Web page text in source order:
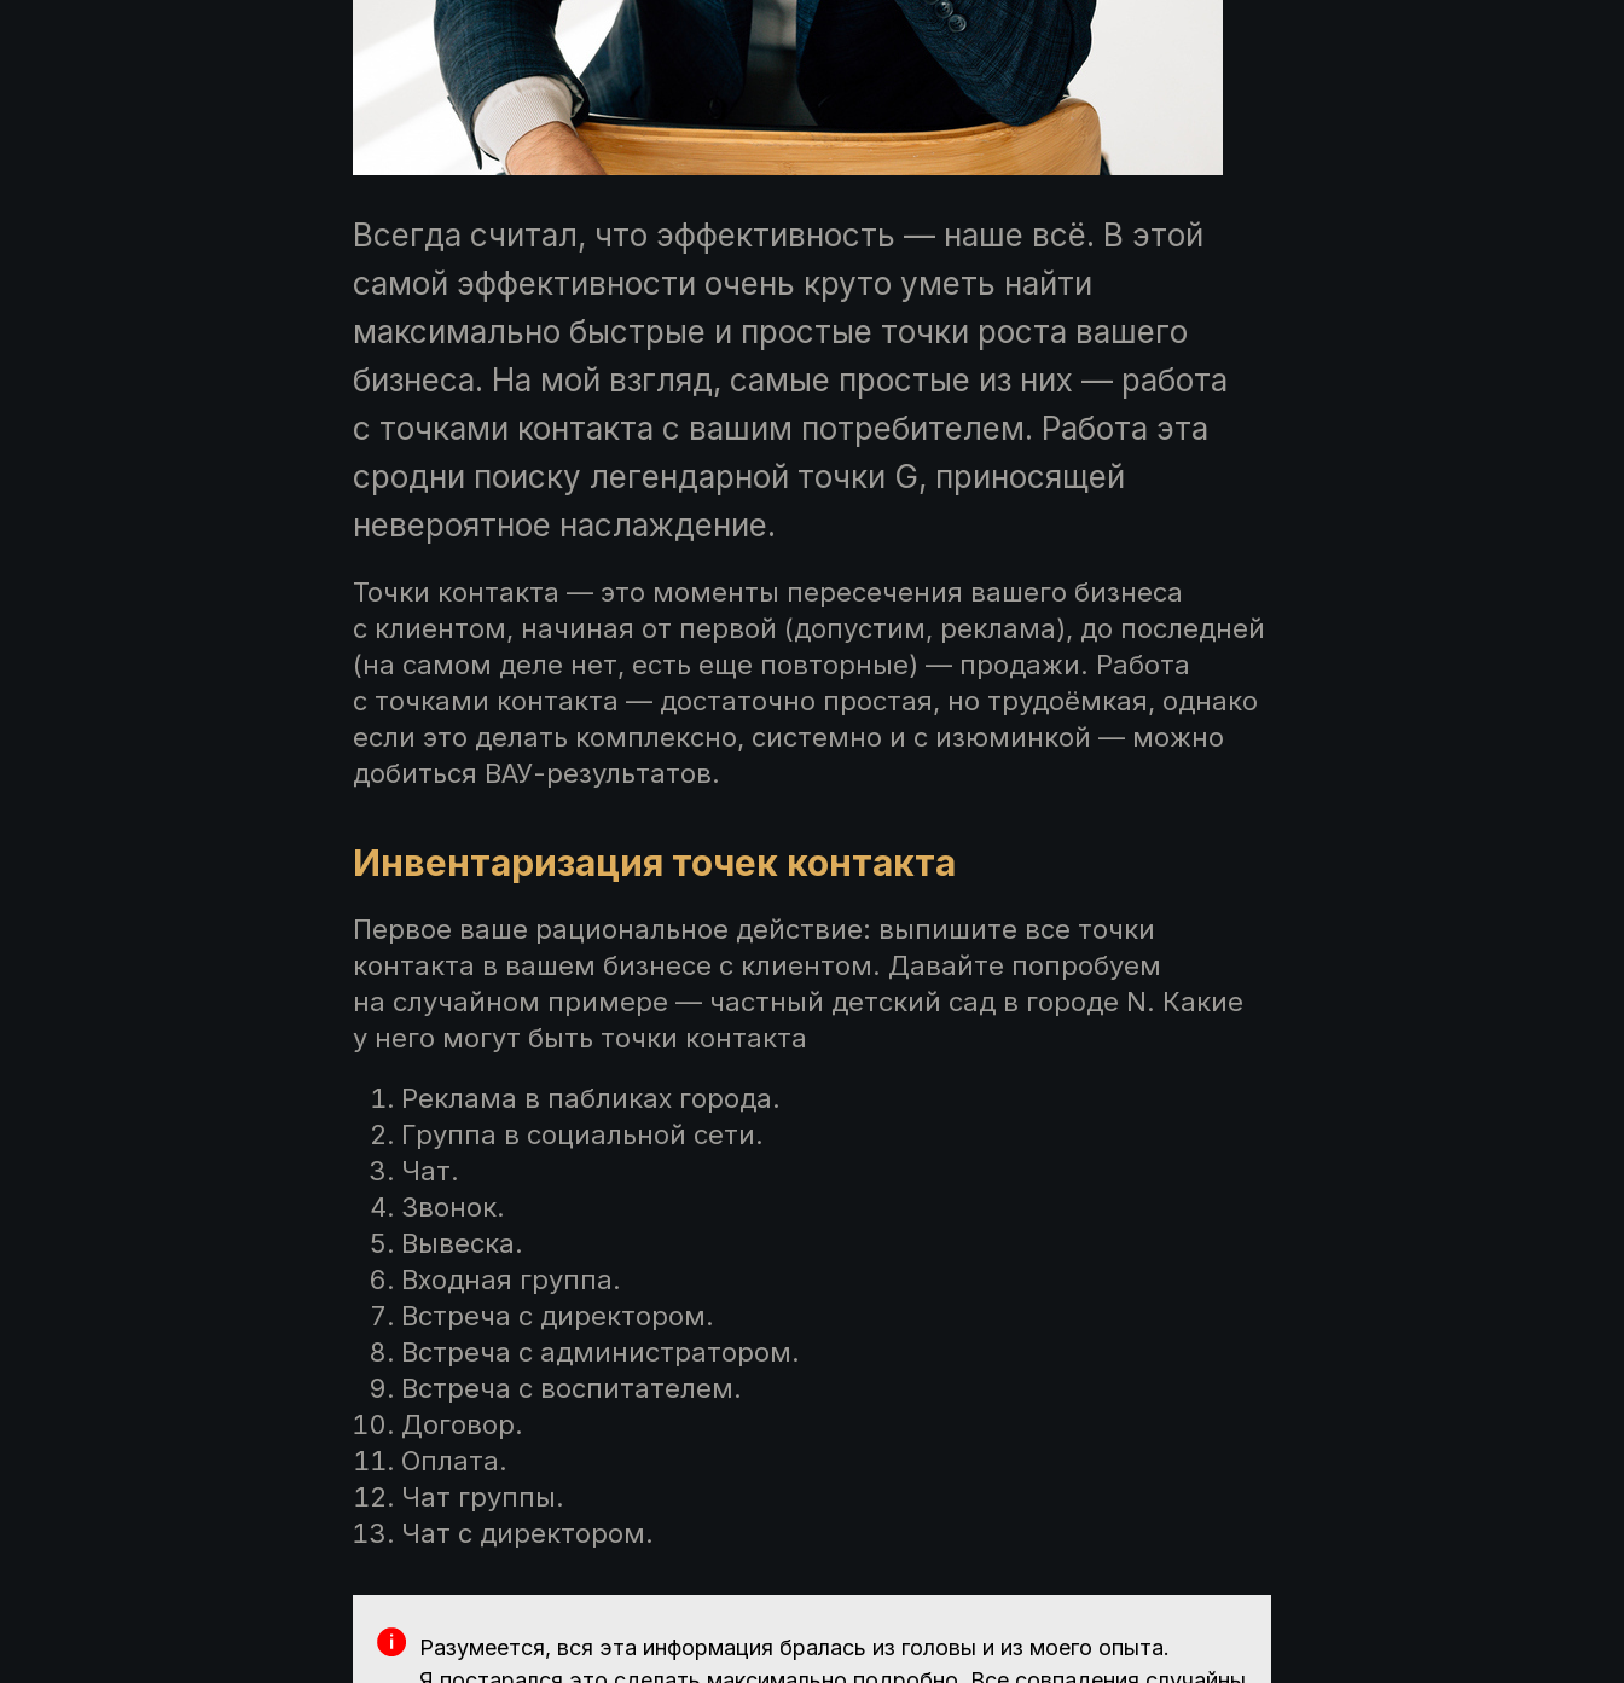
Всегда считал, что эффективность — наше всё. В этой
самой эффективности очень круто уметь найти
максимально быстрые и простые точки роста вашего
бизнеса. На мой взгляд, самые простые из них — работа
с точками контакта с вашим потребителем. Работа эта
сродни поиску легендарной точки G, приносящей
невероятное наслаждение.
Точки контакта — это моменты пересечения вашего бизнеса
с клиентом, начиная от первой (допустим, реклама), до последней
(на самом деле нет, есть еще повторные) — продажи. Работа
с точками контакта — достаточно простая, но трудоёмкая, однако
если это делать комплексно, системно и с изюминкой — можно
добиться ВАУ-результатов.
Инвентаризация точек контакта
Первое ваше рациональное действие: выпишите все точки
контакта в вашем бизнесе с клиентом. Давайте попробуем
на случайном примере — частный детский сад в городе N. Какие
у него могут быть точки контакта
Реклама в пабликах города.
Группа в социальной сети.
Чат.
Звонок.
Вывеска.
Входная группа.
Встреча с директором.
Встреча с администратором.
Встреча с воспитателем.
Договор.
Оплата.
Чат группы.
Чат с директором.
Разумеется, вся эта информация бралась из головы и из моего опыта.